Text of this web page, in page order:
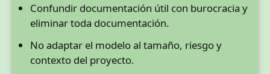
Confundir documentación útil con burocracia y
eliminar toda documentación.
No adaptar el modelo al tamaño, riesgo y
contexto del proyecto.